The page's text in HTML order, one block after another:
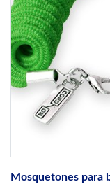
Mosquetones para